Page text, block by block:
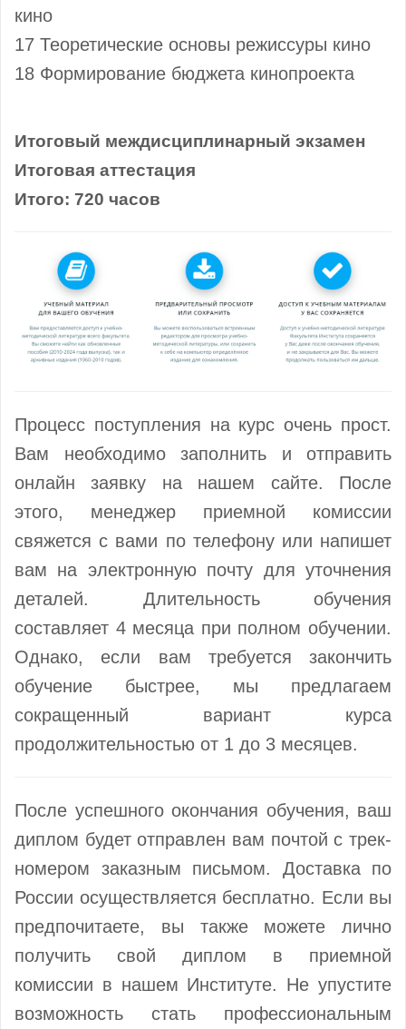
кино
17 Теоретические основы режиссуры кино
18 Формирование бюджета кинопроекта
Итоговый междисциплинарный экзамен
Итоговая аттестация
Итого: 720 часов
Процесс поступления на курс очень прост.
Вам необходимо заполнить и отправить
онлайн заявку на нашем сайте. После
этого, менеджер приемной комиссии
свяжется с вами по телефону или напишет
вам на электронную почту для уточнения
деталей. Длительность обучения
составляет 4 месяца при полном обучении.
Однако, если вам требуется закончить
обучение быстрее, мы предлагаем
сокращенный вариант курса
продолжительностью от 1 до 3 месяцев.
После успешного окончания обучения, ваш
диплом будет отправлен вам почтой с трек-
номером заказным письмом. Доставка по
России осуществляется бесплатно. Если вы
предпочитаете, вы также можете лично
получить свой диплом в приемной
комиссии в нашем Институте. Не упустите
возможность стать профессиональным